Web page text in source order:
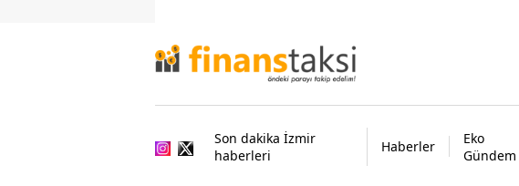
Son dakika İzmir
haberleri
Haberler
Eko
Gündem